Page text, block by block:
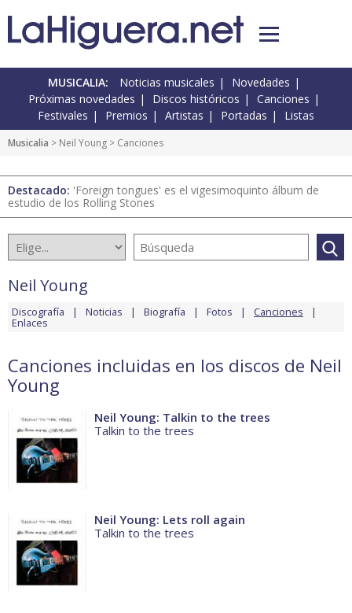
MUSICALIA: Noticias musicales
Novedades
Próximas novedades
Discos históricos
Canciones
Festivales
Premios Artistas Portadas Listas
Musicalia > Neil Young > Canciones
Destacado: 'Foreign tongues' es el vigesimoquinto álbum de
estudio de los Rolling Stones
Neil Young
Discografía Noticias Biografía Fotos Canciones
Enlaces
Canciones incluidas en los discos de Neil
Young
Neil Young: Talkin to the trees
Talkin to the trees
Neil Young: Lets roll again
Talkin to the trees